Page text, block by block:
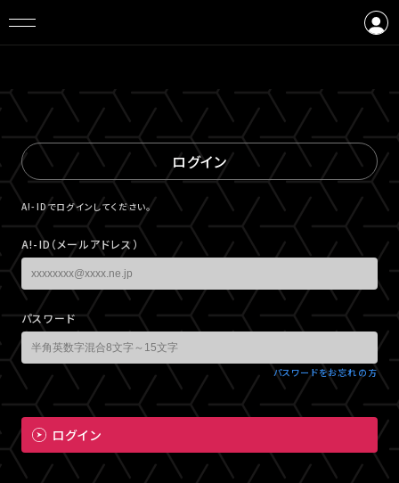
ログイン
A!-IDでログインしてください。
A!-ID（メールアドレス）
パスワード
パスワードをお忘れの方
ログイン